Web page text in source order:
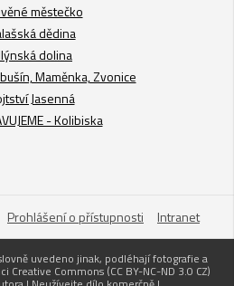
městečko
dědina
dolina
Maměnka, Zvonice
Jasenná
- Kolibiska
Prohlášení o přístupnosti Intranet
uvedeno jinak, podléhají fotografie a
Creative Commons (CC BY-NC-ND 3.0 CZ)